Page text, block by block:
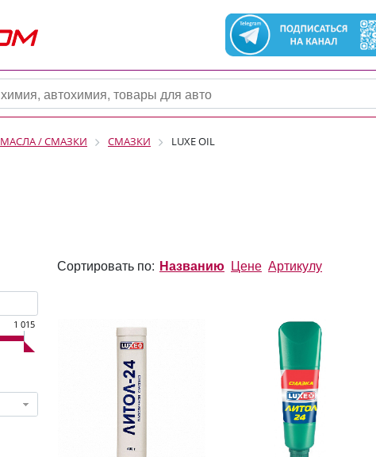
МАСЛА / СМАЗКИ СМАЗКИ LUXE OIL
1 015
Сортировать по: Названию Цене Артикулу